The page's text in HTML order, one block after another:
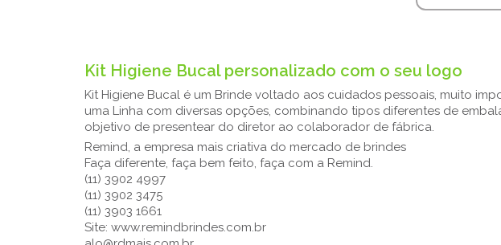
Kit Higiene Bucal personalizado com o seu logo
Kit Higiene Bucal é um Brinde voltado aos cuidados pessoais, muito
uma Linha com diversas opções, combinando tipos diferentes de
objetivo de presentear do diretor ao colaborador de fábrica.
Remind, a empresa mais criativa do mercado de brindes
Faça diferente, faça bem feito, faça com a Remind.
(11) 3902 4997
(11) 3902 3475
(11) 3903 1661
Site: www.remindbrindes.com.br